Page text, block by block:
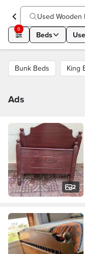
Used Wooden
6
Beds
Bunk Beds King
Ads
2